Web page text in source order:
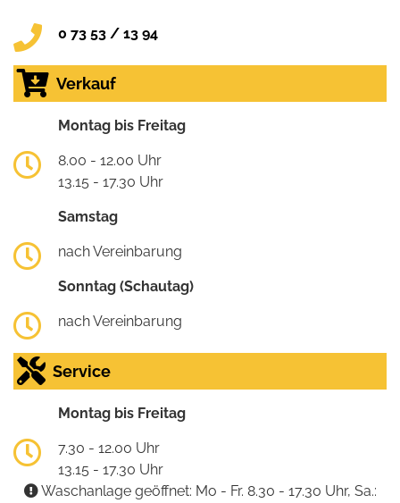
0 73 53 / 13 94
Verkauf
Montag bis Freitag
8.00 - 12.00 Uhr
13.15 - 17.30 Uhr
Samstag
nach Vereinbarung
Sonntag (Schautag)
nach Vereinbarung
Service
Montag bis Freitag
7.30 - 12.00 Uhr
13.15 - 17.30 Uhr
Waschanlage geöffnet: Mo - Fr. 8.30 - 17.30 Uhr, Sa.: